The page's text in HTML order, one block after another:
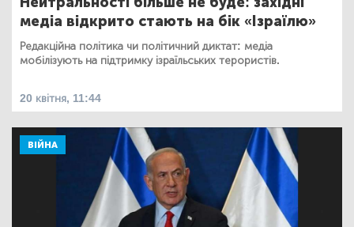
медіа відкрито стають на бік «Ізраїлю»
Редакційна політика чи політичний диктат: медіа
мобілізують на підтримку ізраїльських терористів.
20 квітня, 11:44
ВІЙНА